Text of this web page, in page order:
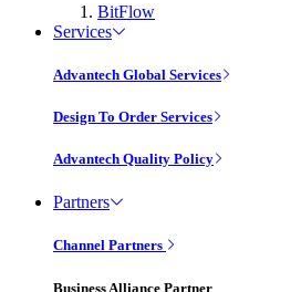
BitFlow
Services
Advantech Global Services
Design To Order Services
Advantech Quality Policy
Partners
Channel Partners
Business Alliance Partner